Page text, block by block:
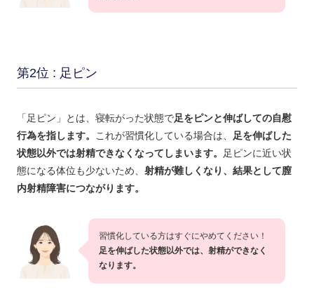
第2位 : 足ピン
「足ピン」とは、寝転がった状態で足をピンと伸ばしての自慰
行為を指します。
これが習慣化している場合は、
足を伸ばした
状態以外では射精できなくなってしまいます。
足ピンに近い状
態になる体位も少ないため、 射精が難しくなり、結果として膣
内射精障害につながります。
習慣化している方はすぐにやめてください！
足を伸ばした状態以外では、射精ができなく
なります。